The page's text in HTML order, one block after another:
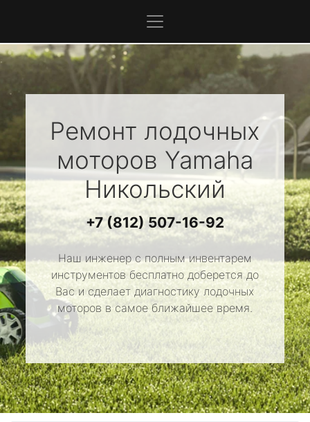
Ремонт лодочных
моторов Yamaha
Никольский
+7 (812) 507-16-92
Наш инженер с полным инвентарем
инструментов бесплатно доберется до
Вас и сделает диагностику лодочных
моторов в самое ближайшее время.